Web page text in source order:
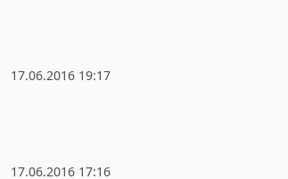
17.06.2016 19:17
17.06.2016 17:16